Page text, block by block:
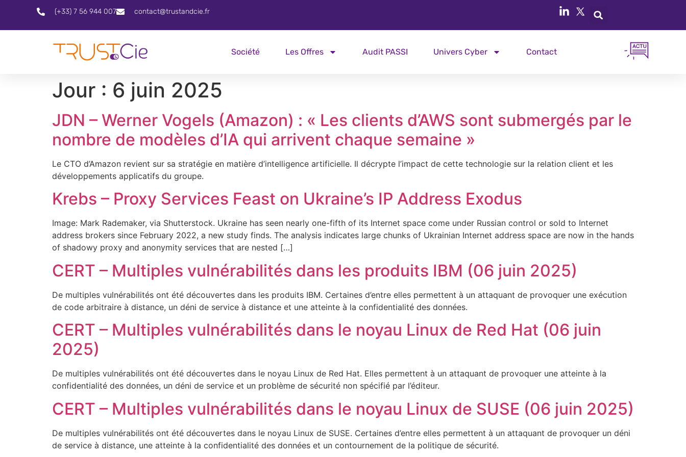
(+33) 7 56 944 007 contact@trustandcie.fr
Société Les Offres Audit PASSI Univers Cyber Contact
Jour : 6 juin 2025
JDN – Werner Vogels (Amazon) : « Les clients d’AWS sont submergés par le
nombre de modèles d’IA qui arrivent chaque semaine »
Le CTO d’Amazon revient sur sa stratégie en matière d’intelligence artificielle. Il décrypte l’impact de cette technologie sur la relation client et les
développements applicatifs du groupe.
Krebs – Proxy Services Feast on Ukraine’s IP Address Exodus
Image: Mark Rademaker, via Shutterstock. Ukraine has seen nearly one-fifth of its Internet space come under Russian control or sold to Internet
address brokers since February 2022, a new study finds. The analysis indicates large chunks of Ukrainian Internet address space are now in the hands
of shadowy proxy and anonymity services that are nested […]
CERT – Multiples vulnérabilités dans les produits IBM (06 juin 2025)
De multiples vulnérabilités ont été découvertes dans les produits IBM. Certaines d’entre elles permettent à un attaquant de provoquer une exécution
de code arbitraire à distance, un déni de service à distance et une atteinte à la confidentialité des données.
CERT – Multiples vulnérabilités dans le noyau Linux de Red Hat (06 juin
2025)
De multiples vulnérabilités ont été découvertes dans le noyau Linux de Red Hat. Elles permettent à un attaquant de provoquer une atteinte à la
confidentialité des données, un déni de service et un problème de sécurité non spécifié par l’éditeur.
CERT – Multiples vulnérabilités dans le noyau Linux de SUSE (06 juin 2025)
De multiples vulnérabilités ont été découvertes dans le noyau Linux de SUSE. Certaines d’entre elles permettent à un attaquant de provoquer un déni
de service à distance, une atteinte à la confidentialité des données et un contournement de la politique de sécurité.